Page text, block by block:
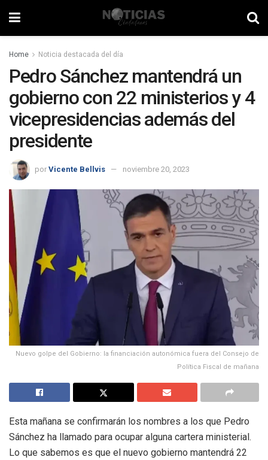
Home Noticia destacada del día
Pedro Sánchez mantendrá un
gobierno con 22 ministerios y 4
vicepresidencias además del
presidente
por Vicente Bellvis noviembre 20, 2023
Nuevo golpe del Gobierno: la financiación autonómica fuera del Consejo de
Política Fiscal de mañana
Esta mañana se confirmarán los nombres a los que Pedro
Sánchez ha llamado para ocupar alguna cartera ministerial.
Lo que sabemos es que el nuevo gobierno mantendrá 22